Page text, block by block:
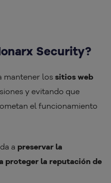
Security?
mantener los sitios web
y evitando que
el funcionamiento
a preservar la
proteger la reputación de